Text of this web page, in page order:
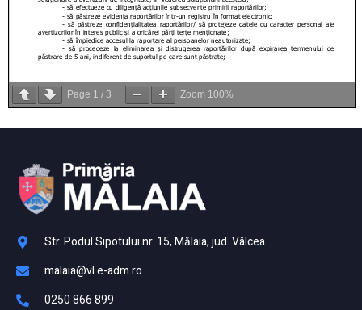
Page 1 / 3 Zoom 100%
Str. Podul Sipotului nr. 15, Mălaia, jud. Vâlcea
malaia@vl.e-adm.ro
0250 866 899